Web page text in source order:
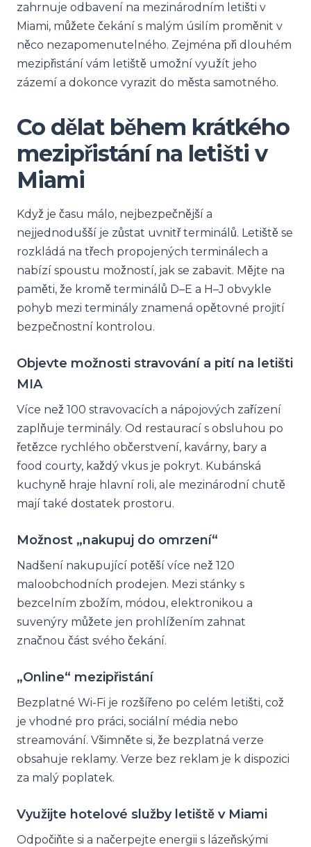
zahrnuje odbavení na mezinárodním letišti v
Miami, můžete čekání s malým úsilím proměnit v
něco nezapomenutelného. Zejména při dlouhém
mezipřistání vám letiště umožní využít jeho
zázemí a dokonce vyrazit do města samotného.
Co dělat během krátkého
mezipřistání na letišti v
Miami
Když je času málo, nejbezpečnější a
nejjednodušší je zůstat uvnitř terminálů. Letiště se
rozkládá na třech propojených terminálech a
nabízí spoustu možností, jak se zabavit. Mějte na
paměti, že kromě terminálů D–E a H–J obvykle
pohyb mezi terminály znamená opětovné projití
bezpečnostní kontrolou.
Objevte možnosti stravování a pití na letišti
MIA
Více než 100 stravovacích a nápojových zařízení
zaplňuje terminály. Od restaurací s obsluhou po
řetězce rychlého občerstvení, kavárny, bary a
food courty, každý vkus je pokryt. Kubánská
kuchyně hraje hlavní roli, ale mezinárodní chutě
mají také dostatek prostoru.
Možnost „nakupuj do omrzení“
Nadšení nakupující potěší více než 120
maloobchodních prodejen. Mezi stánky s
bezcelním zbožím, módou, elektronikou a
suvenýry můžete jen prohlížením zahnat
značnou část svého čekání.
„Online“ mezipřistání
Bezplatné Wi-Fi je rozšířeno po celém letišti, což
je vhodné pro práci, sociální média nebo
streamování. Všimněte si, že bezplatná verze
obsahuje reklamy. Verze bez reklam je k dispozici
za malý poplatek.
Využijte hotelové služby letiště v Miami
Odpočiňte si a načerpejte energii s lázeňskými